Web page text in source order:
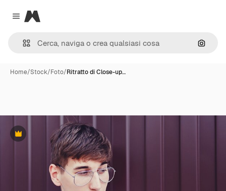
Close menu
Magnific
Cerca
Home/Stock/Foto/Ritratto di Close-up…
Premium